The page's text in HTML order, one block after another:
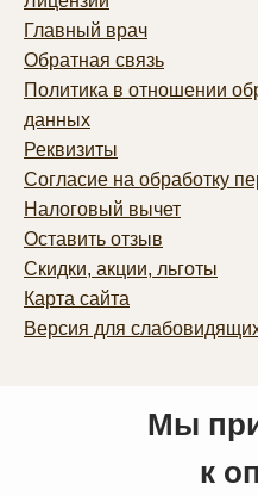
Главный врач
Обратная связь
Политика в отношении
данных
Реквизиты
Согласие на обработку
Налоговый вычет
Оставить отзыв
Скидки, акции, льготы
Карта сайта
Версия для
Мы
к